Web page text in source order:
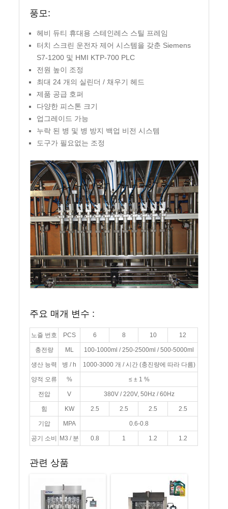
풍모:
헤비 듀티 휴대용 스테인레스 스틸 프레임
터치 스크린 운전자 제어 시스템을 갖춘 Siemens
S7-1200 및 HMI KTP-700 PLC
전원 높이 조정
최대 24 개의 실린더 / 채우기 헤드
제품 공급 호퍼
다양한 피스톤 크기
업그레이드 가능
누락 된 병 및 병 방지 백업 비전 시스템
도구가 필요없는 조정
주요 매개 변수 :
노즐 번호 PCS 6 8 10 12
충전량 ML 100-1000ml / 250-2500ml / 500-5000ml
생산 능력 병 / h 1000-3000 개 / 시간 (충진량에 따라 다름)
양적 오류 % ≤ ± 1 %
전압 V 380V / 220V, 50Hz / 60Hz
힘 KW 2.5 2.5 2.5 2.5
기압 MPA 0.6-0.8
공기 소비 M3 / 분 0.8 1 1.2 1.2
관련 상품